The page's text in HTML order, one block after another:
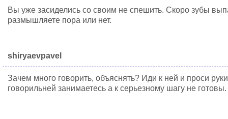
Вы уже засиделись со своим не спешить. Скоро зубы
размышляете пора или нет.
shiryaevpavel
Зачем много говорить, объяснять? Иди к ней и проси
говорильней занимаетесь а к серьезному шагу не готовы.